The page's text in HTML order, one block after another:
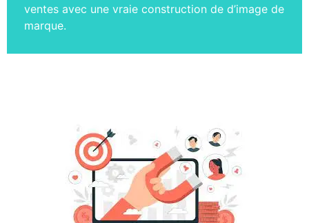
ventes avec une vraie construction de d’image de
marque.